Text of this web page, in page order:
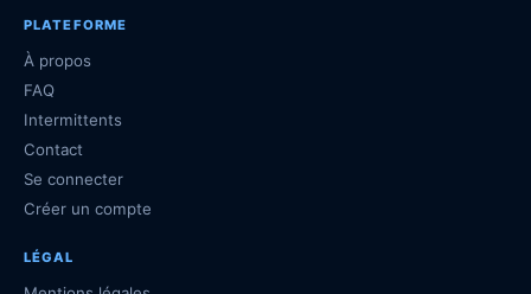
PLATEFORME
À propos
FAQ
Intermittents
Contact
Se connecter
Créer un compte
LÉGAL